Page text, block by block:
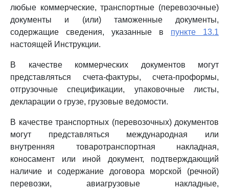
любые коммерческие, транспортные (перевозочные)
документы и (или) таможенные документы,
содержащие сведения, указанные в пункте 13.1
настоящей Инструкции.
В качестве коммерческих документов могут
представляться счета-фактуры, счета-проформы,
отгрузочные спецификации, упаковочные листы,
декларации о грузе, грузовые ведомости.
В качестве транспортных (перевозочных) документов
могут представляться международная или
внутренняя товаротранспортная накладная,
коносамент или иной документ, подтверждающий
наличие и содержание договора морской (речной)
перевозки, авиагрузовые накладные,